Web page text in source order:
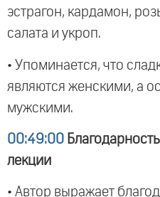
эстрагон, кардамон,
салата и укроп.
• Упоминается, что
являются женскими, а
мужскими.
00:49:00
лекции
• Автор выражает